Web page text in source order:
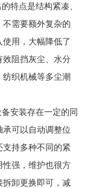
特点是结构紧凑、
需要额外复杂的
用，大幅降低了
阻挡灰尘、水分
织机械等多尘潮
安装存在一定的同
可以自动调整位
持多种不同的紧
性强，维护也很方
卸更换即可，减